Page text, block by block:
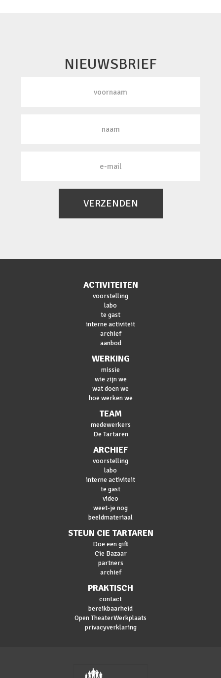
NIEUWSBRIEF
VERZENDEN
ACTIVITEITEN
voorstelling
labo
te gast
interne activiteit
archief
aanbod
WERKING
missie
wie zijn we
wat doen we
hoe werken we
TEAM
medewerkers
De Tartaren
ARCHIEF
voorstelling
labo
interne activiteit
te gast
video
weet-je nog
beeldmateriaal
STEUN CIE TARTAREN
Doe een gift
Cie Bazaar
partners
archief
PRAKTISCH
contact
bereikbaarheid
Open TheaterWerkplaats
privacyverklaring